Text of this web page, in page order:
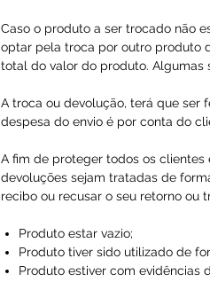
Caso o produto a ser trocado não
optar pela troca por outro produto
total do valor do produto. Algumas
A troca ou devolução, terá que ser
despesa do envio é por conta do
A fim de proteger todos os
devoluções sejam tratadas de
recibo ou recusar o seu retorno ou
Produto estar vazio;
Produto tiver sido utilizado de
Produto estiver com evidências